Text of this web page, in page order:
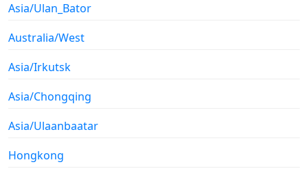
Asia/Ulan_Bator
Australia/West
Asia/Irkutsk
Asia/Chongqing
Asia/Ulaanbaatar
Hongkong